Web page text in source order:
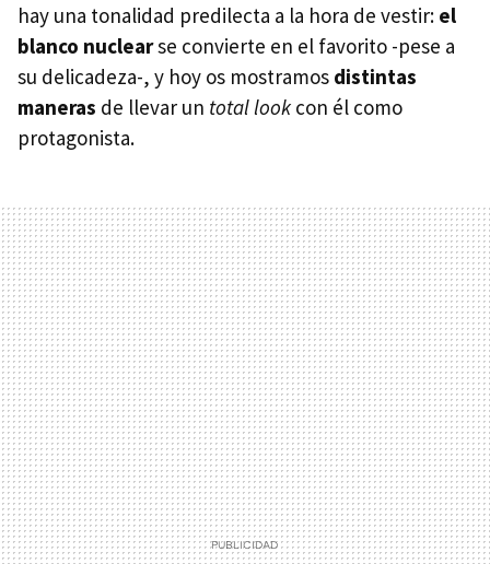
hay una tonalidad predilecta a la hora de vestir: el
blanco nuclearse convierte en el favorito -pese a
su delicadeza-, y hoy os mostramos distintas
maneras de llevar un total look con él como
protagonista.